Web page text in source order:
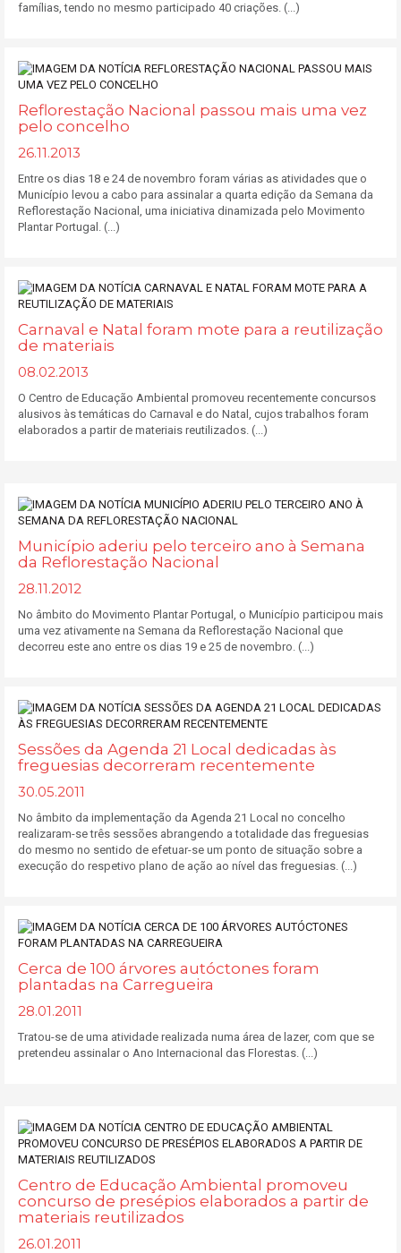
famílias, tendo no mesmo participado 40 criações. (...)
Reflorestação Nacional passou mais uma vez
pelo concelho
26.11.2013
Entre os dias 18 e 24 de novembro foram várias as atividades que o
Município levou a cabo para assinalar a quarta edição da Semana da
Reflorestação Nacional, uma iniciativa dinamizada pelo Movimento
Plantar Portugal. (...)
Carnaval e Natal foram mote para a reutilização
de materiais
08.02.2013
O Centro de Educação Ambiental promoveu recentemente concursos
alusivos às temáticas do Carnaval e do Natal, cujos trabalhos foram
elaborados a partir de materiais reutilizados. (...)
Município aderiu pelo terceiro ano à Semana
da Reflorestação Nacional
28.11.2012
No âmbito do Movimento Plantar Portugal, o Município participou mais
uma vez ativamente na Semana da Reflorestação Nacional que
decorreu este ano entre os dias 19 e 25 de novembro. (...)
Sessões da Agenda 21 Local dedicadas às
freguesias decorreram recentemente
30.05.2011
No âmbito da implementação da Agenda 21 Local no concelho
realizaram-se três sessões abrangendo a totalidade das freguesias
do mesmo no sentido de efetuar-se um ponto de situação sobre a
execução do respetivo plano de ação ao nível das freguesias. (...)
Cerca de 100 árvores autóctones foram
plantadas na Carregueira
28.01.2011
Tratou-se de uma atividade realizada numa área de lazer, com que se
pretendeu assinalar o Ano Internacional das Florestas. (...)
Centro de Educação Ambiental promoveu
concurso de presépios elaborados a partir de
materiais reutilizados
26.01.2011